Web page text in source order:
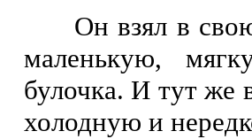
Он взял в
маленькую,
булочка. И тут же
холодную и